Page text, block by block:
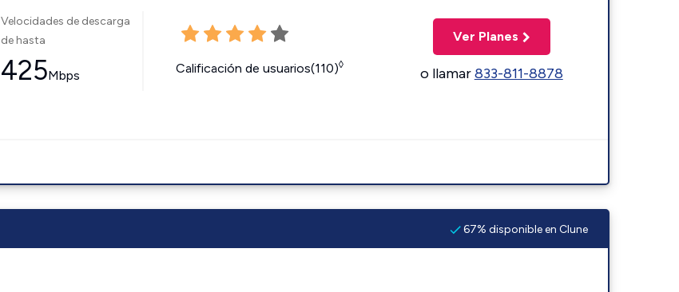
Velocidades de descarga
de hasta
425Mbps Calificación de usuarios(110)◊
Ver Planes
o llamar833-811-8878
67% disponible en Clune